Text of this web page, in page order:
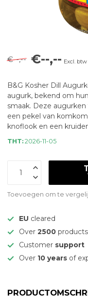
€--,-- €--,-- Excl. btw
B&G Kosher Dill
augurk, bekend om
smaak. Deze
een pekel van
knoflook en een
THT: 2026-11-05
Toevoegen om te
EU cleared
Over 2500 products
Customer support
Over 10 years of